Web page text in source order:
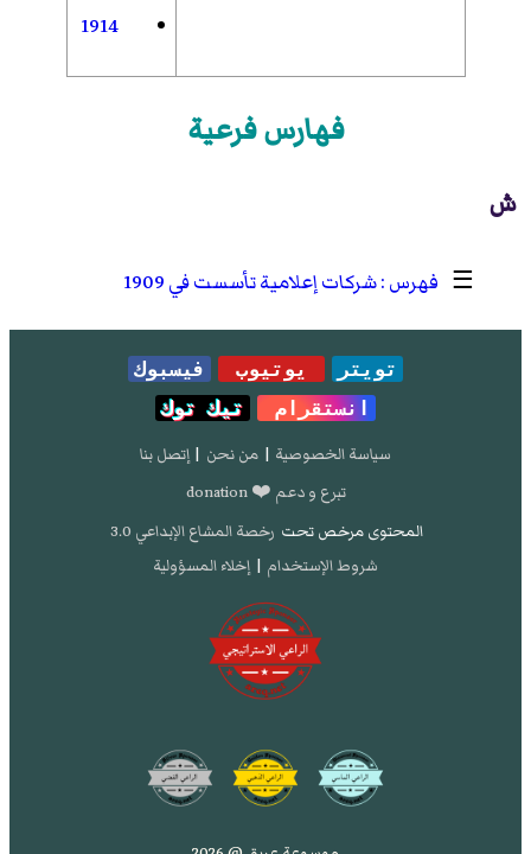
1914
فهارس فرعية
ش
☰ شركات إعلامية تأسست في 1909
تويتر يوتيوب
فيسبوك
انستقرام
تيك توك
سياسة الخصوصية | من نحن | إتصل بنا
تبرع و دعم ❤️ donation
المحتوى مرخص تحت رخصة المشاع الإبداعي 3.0
شروط الإستخدام | إخلاء المسؤولية